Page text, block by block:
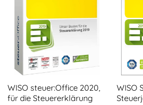
WISO steuer:Office 2020,
für die Steuererklärung
WISO